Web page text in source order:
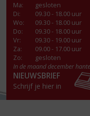
Ma:
gesloten
Di:
09.30 - 18.00 uur
Wo:
09.30 - 18.00 uur
Do:
09.30 - 18.00 uur
Vr:
09.30 - 19.00 uur
Za:
09.00 - 17.00 uur
Zo:
gesloten
In de maand december
NIEUWSBRIEF
Schrijf je hier in